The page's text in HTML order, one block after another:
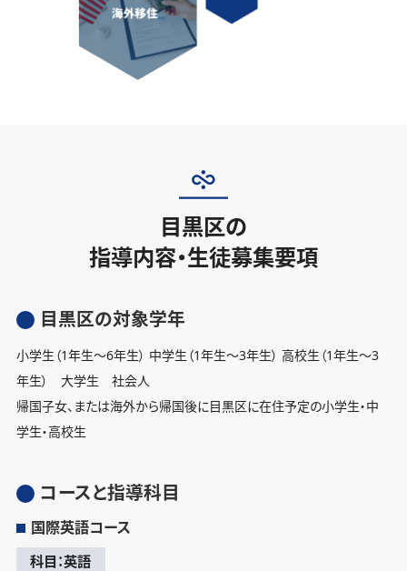
目黒区の
指導内容・生徒募集要項
目黒区の対象学年
小学生（1年生〜6年生） 中学生（1年生〜3年生） 高校生（1年生〜3
年生） 大学生 社会人
帰国子女、または海外から帰国後に目黒区に在住予定の小学生・中
学生・高校生
コースと指導科目
国際英語コース
科目：英語